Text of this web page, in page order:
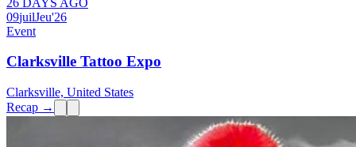
09juilJeu'26
Event
Clarksville Tattoo Expo
Clarksville, United States
Recap →